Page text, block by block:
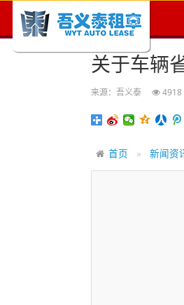
关于车辆
来源：吾义泰 4918
首页 新闻资